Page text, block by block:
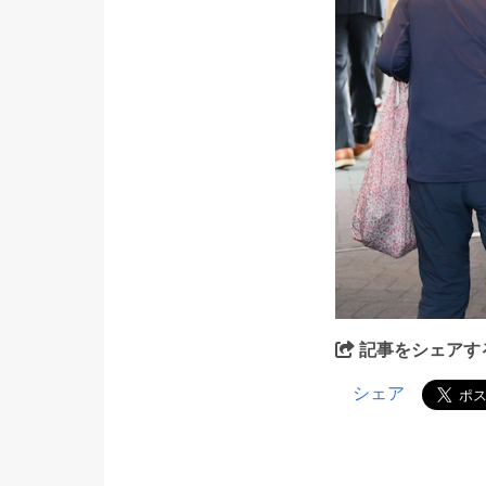
記事をシェアす
シェア